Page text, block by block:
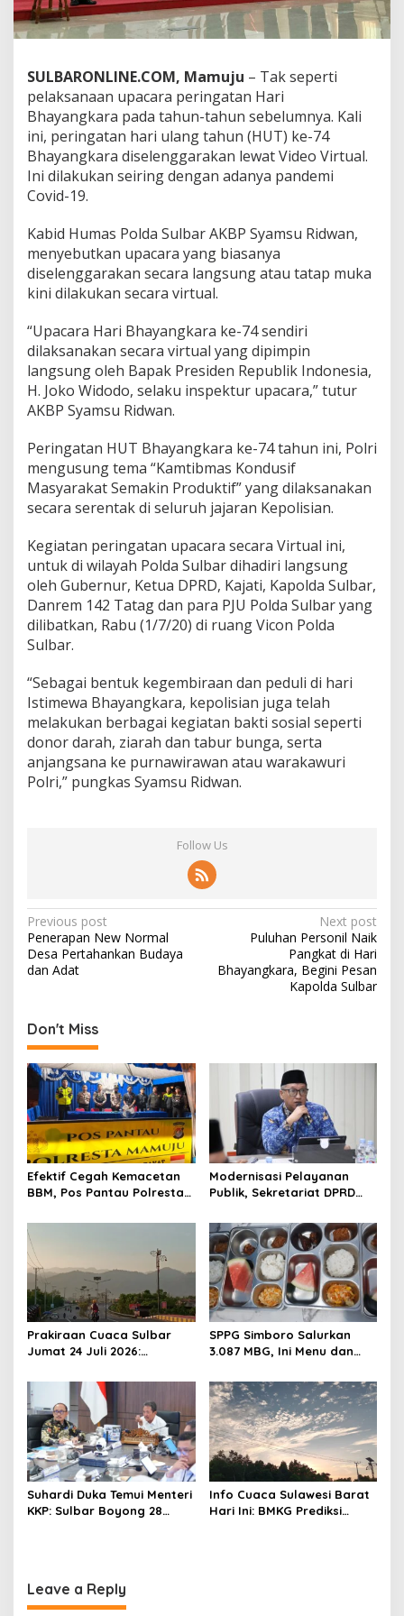
r
a
k
7
4
e
r
l
a
u
n
g
V
i
V
i
d
e
o
V
r
u
a
l
SULBARONLINE.COM, Mamuju – Tak seperti
pelaksanaan upacara peringatan Hari
Bhayangkara pada tahun-tahun sebelumnya. Kali
ini, peringatan hari ulang tahun (HUT) ke-74
Bhayangkara diselenggarakan lewat Video Virtual.
Ini dilakukan seiring dengan adanya pandemi
Covid-19.
Kabid Humas Polda Sulbar AKBP Syamsu Ridwan,
menyebutkan upacara yang biasanya
diselenggarakan secara langsung atau tatap muka
kini dilakukan secara virtual.
“Upacara Hari Bhayangkara ke-74 sendiri
dilaksanakan secara virtual yang dipimpin
langsung oleh Bapak Presiden Republik Indonesia,
H. Joko Widodo, selaku inspektur upacara,” tutur
AKBP Syamsu Ridwan.
Peringatan HUT Bhayangkara ke-74 tahun ini, Polri
mengusung tema “Kamtibmas Kondusif
Masyarakat Semakin Produktif” yang dilaksanakan
secara serentak di seluruh jajaran Kepolisian.
Kegiatan peringatan upacara secara Virtual ini,
untuk di wilayah Polda Sulbar dihadiri langsung
oleh Gubernur, Ketua DPRD, Kajati, Kapolda Sulbar,
Danrem 142 Tatag dan para PJU Polda Sulbar yang
dilibatkan, Rabu (1/7/20) di ruang Vicon Polda
Sulbar.
“Sebagai bentuk kegembiraan dan peduli di hari
Istimewa Bhayangkara, kepolisian juga telah
melakukan berbagai kegiatan bakti sosial seperti
donor darah, ziarah dan tabur bunga, serta
anjangsana ke purnawirawan atau warakawuri
Polri,” pungkas Syamsu Ridwan.
Follow Us
P
o
s
n
a
v
i
g
a
t
i
o
n
Previous post
Penerapan New Normal
Desa Pertahankan Budaya
dan Adat
Next post
Puluhan Personil Naik
Pangkat di Hari
Bhayangkara, Begini Pesan
Kapolda Sulbar
Don't Miss
Efektif Cegah Kemacetan
BBM, Pos Pantau Polresta
SPBU Kali Mamuju
Modernisasi Pelayanan
Publik, Sekretariat DPRD
Luncurkan Aplikasi SIPAKDE
Prakiraan Cuaca Sulbar
Jumat 24 Juli 2026:
Daerah Pesisir Cerah
SPPG Simboro Salurkan
3.087 MBG, Ini Menu dan
Suhardi Duka Temui Menteri
KKP: Sulbar Boyong 28
Info Cuaca Sulawesi Barat
Hari Ini: BMKG Prediksi
Leave a Reply